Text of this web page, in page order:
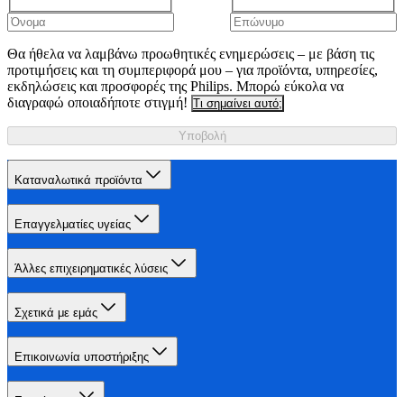
Θα ήθελα να λαμβάνω προωθητικές ενημερώσεις – με βάση τις
προτιμήσεις και τη συμπεριφορά μου – για προϊόντα, υπηρεσίες,
εκδηλώσεις και προσφορές της Philips. Μπορώ εύκολα να
διαγραφώ οποιαδήποτε στιγμή! Τι σημαίνει αυτό;
Υποβολή
Καταναλωτικά προϊόντα
Επαγγελματίες υγείας
Άλλες επιχειρηματικές λύσεις
Σχετικά με εμάς
Επικοινωνία υποστήριξης